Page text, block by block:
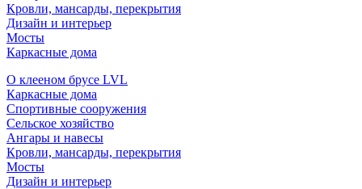
Кровли, мансарды, перекрытия
Дизайн и интерьер
Мосты
Каркасные дома
О клееном брусе LVL
Каркасные дома
Спортивные сооружения
Сельское хозяйство
Ангары и навесы
Кровли, мансарды, перекрытия
Мосты
Дизайн и интерьер